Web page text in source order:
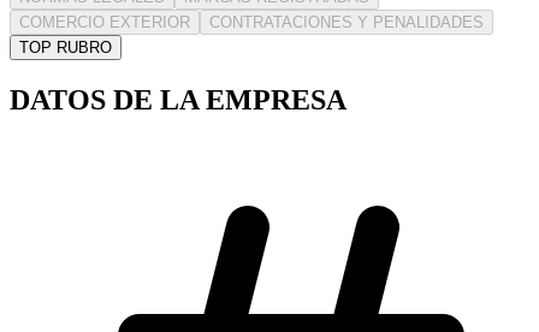
COMERCIO EXTERIOR
CONTRATACIONES Y PENALIDADES
TOP RUBRO
DATOS DE LA EMPRESA